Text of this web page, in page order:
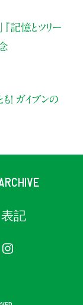
『記憶とツリー
！ ガイブンの
記